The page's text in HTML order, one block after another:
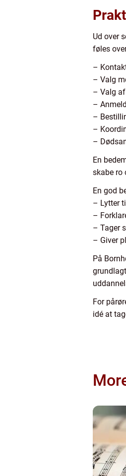
Ud over
føles
–
– Valg
– Valg
–
–
–
–
En
skabe ro
En god
– Lytter
–
– Tager
– Giver
På
For
idé at